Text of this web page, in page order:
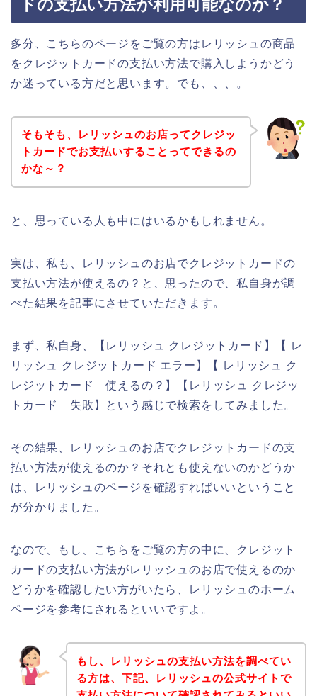
ドの支払い方法が利用可能なのか？
多分、こちらのページをご覧の方はレリッシュの商品
をクレジットカードの支払い方法で購入しようかどう
か迷っている方だと思います。でも、、、。
そもそも、レリッシュのお店ってクレジッ
トカードでお支払いすることってできるの
かな～？
と、思っている人も中にはいるかもしれません。
実は、私も、レリッシュのお店でクレジットカードの
支払い方法が使えるの？と、思ったので、私自身が調
べた結果を記事にさせていただきます。
まず、私自身、【レリッシュ クレジットカード】【 レ
リッシュ クレジットカード エラー】【 レリッシュ ク
レジットカード 使えるの？】【レリッシュ クレジッ
トカード 失敗】という感じで検索をしてみました。
その結果、レリッシュのお店でクレジットカードの支
払い方法が使えるのか？それとも使えないのかどうか
は、レリッシュのページを確認すればいいということ
が分かりました。
なので、もし、こちらをご覧の方の中に、クレジット
カードの支払い方法がレリッシュのお店で使えるのか
どうかを確認したい方がいたら、レリッシュのホーム
ページを参考にされるといいですよ。
もし、レリッシュの支払い方法を調べてい
る方は、下記、レリッシュの公式サイトで